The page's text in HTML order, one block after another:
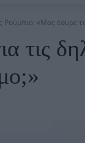
Ρούμπιο: «Μας έσυρε
τις